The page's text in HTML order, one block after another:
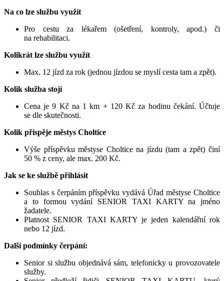
Na co lze službu využít
Pro cestu za lékařem (ošetření, kontroly, apod.) či
na rehabilitaci.
Kolikrát lze službu využít
Max. 12 jízd za rok (jednou jízdou se myslí cesta tam a zpět).
Kolik služba stojí
Cena je 9 Kč na 1 km + 120 Kč za hodinu čekání. Účtuje
se dle skutečnosti.
Kolik přispěje městys Choltice
Výše příspěvku městyse Choltice na jízdu (tam a zpět) činí
50 % z ceny, ale max. 200 Kč.
Jak se ke službě přihlásit
Souhlas s čerpáním příspěvku vydává Úřad městyse Choltice
a to formou vydání SENIOR TAXI KARTY na jméno
žadatele.
Platnost SENIOR TAXI KARTY je jeden kalendářní rok
nebo 12 jízd.
Další podmínky čerpání:
Senior si službu objednává sám, telefonicky u provozovatele
služby.